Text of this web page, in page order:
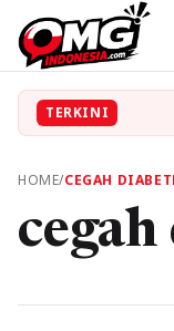
TERKINI
HOME/CEGAH